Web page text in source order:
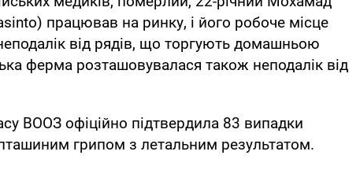
працював на ринку, і його робоче місце
від рядів, що торгують домашньою
ферма розташовувалася також неподалік від
ВООЗ офіційно підтвердила 83 випадки
грипом з летальним результатом.